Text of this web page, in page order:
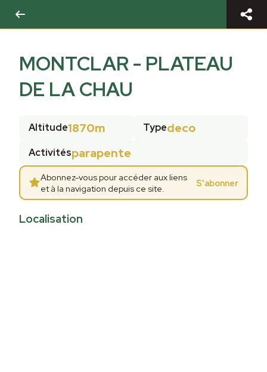
MONTCLAR - PLATEAU
DE LA CHAU
Altitude1870m Typedeco
Activitésparapente
Abonnez-vous pour accéder aux liens
et à la navigation depuis ce site.
S'abonner
Localisation